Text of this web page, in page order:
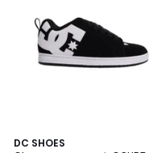
DC SHOES
5
8